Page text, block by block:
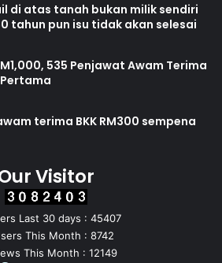
di atas tanah bukan milik sendiri
tahun pun isu tidak akan selesai
535 Penjawat Awam Terima
terima BKK RM300 sempena
Visitor
Last 30 days : 45407
This Month : 8742
This Month : 12149